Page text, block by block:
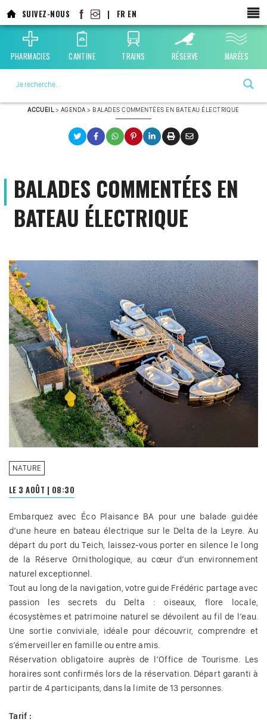
au
contenu
principal
SUIVEZ-NOUS | FR EN
PHARMACIES CANTINE TRAINS RÉSERVE MARÉES
ACCUEIL> AGENDA > BALADES COMMENTÉES EN BATEAU ÉLECTRIQUE
BALADES COMMENTÉES EN
BATEAU ÉLECTRIQUE
NATURE
LE 3 AOÛT | 08:30
Embarquez avec Éco Plaisance BA pour une balade guidée
d’une heure en bateau électrique sur le Delta de la Leyre. Au
départ du port du Teich, laissez-vous porter en silence le long
de la Réserve Ornithologique, au cœur d’un environnement
naturel exceptionnel.
Tout au long de la navigation, votre guide Frédéric partage avec
passion les secrets du Delta : oiseaux, flore locale,
écosystèmes et patrimoine naturel se dévoilent au fil de l’eau.
Une sortie conviviale, idéale pour découvrir, comprendre et
s’émerveiller en famille ou entre amis.
Réservation obligatoire auprès de l’Office de Tourisme. Les
horaires sont confirmés lors de la réservation. Départ garanti à
partir de 4 participants, dans la limite de 13 personnes.
Tarif :